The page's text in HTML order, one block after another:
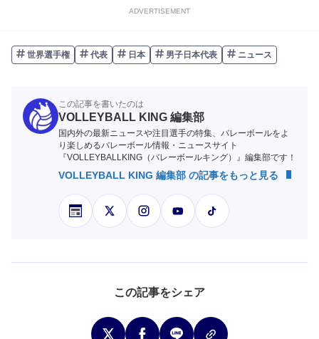
ADVERTISEMENT
世界選手権 代表 日本 男子日本代表 ニュース
この記事を書いたのは
VOLLEYBALL KING 編集部
国内外の最新ニュースや注目選手の特集、バレーボールをよ
り楽しめるバレーボール情報・ニュースサイト
『VOLLEYBALLKING（バレーボールキング）』編集部です！
VOLLEYBALL KING 編集部 の記事をもっと見る
この記事をシェア